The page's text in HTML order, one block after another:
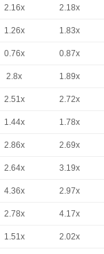
2.16x 2.18x
1.26x 1.83x
0.76x 0.87x
2.8x 1.89x
2.51x 2.72x
1.44x 1.78x
2.86x 2.69x
2.64x 3.19x
4.36x 2.97x
2.78x 4.17x
1.51x 2.02x